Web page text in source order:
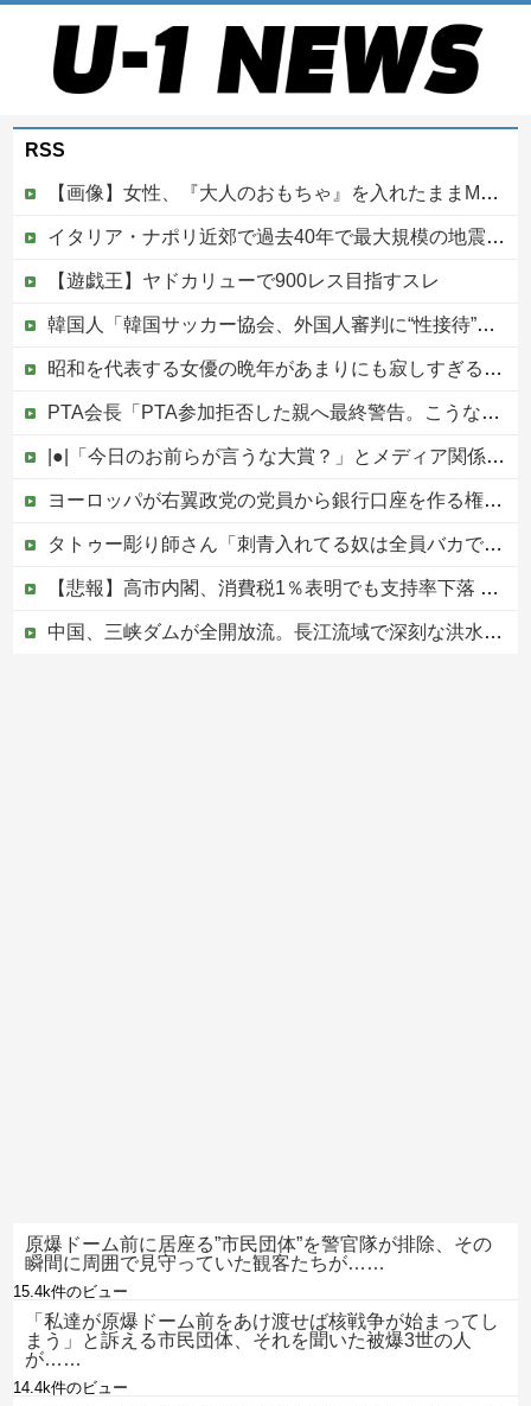
RSS
【画像】女性、『大人のおもちゃ』を入れたままMRI検査を受けた結果 →
イタリア・ナポリ近郊で過去40年で最大規模の地震「M4.7」の揺れを観測
【遊戯王】ヤドカリューで900レス目指すスレ
韓国人「韓国サッカー協会、外国人審判に“性接待”報道・・・」→「2002年の審判買収が事実だったのか？」「日本人が言ってたこと正しかったね・・・...
昭和を代表する女優の晩年があまりにも寂しすぎる！と話題に、自身の子供を餓死する寸前までネグレクトした挙句……他
PTA会長「PTA参加拒否した親へ最終警告。こうなってもいい？」
|●|「今日のお前らが言うな大賞？」とメディア関係者の一般人への苦言にツッコミ殺到、被災地の避難所でカメラまわすのは……
ヨーロッパが右翼政党の党員から銀行口座を作る権利を剥奪、そのせいで皮肉すぎる展開に突入しており……
タトゥー彫り師さん「刺青入れてる奴は全員バカです」→30万再生ｗｗｗｗｗｗ
【悲報】高市内閣、消費税1％表明でも支持率下落 →ついに６割割れ
中国、三峡ダムが全開放流。長江流域で深刻な洪水被害
原爆ドーム前に居座る”市民団体”を警官隊が排除、その
瞬間に周囲で見守っていた観客たちが……
15.4k件のビュー
「私達が原爆ドーム前をあけ渡せば核戦争が始まってし
まう」と訴える市民団体、それを聞いた被爆3世の人
が……
14.4k件のビュー